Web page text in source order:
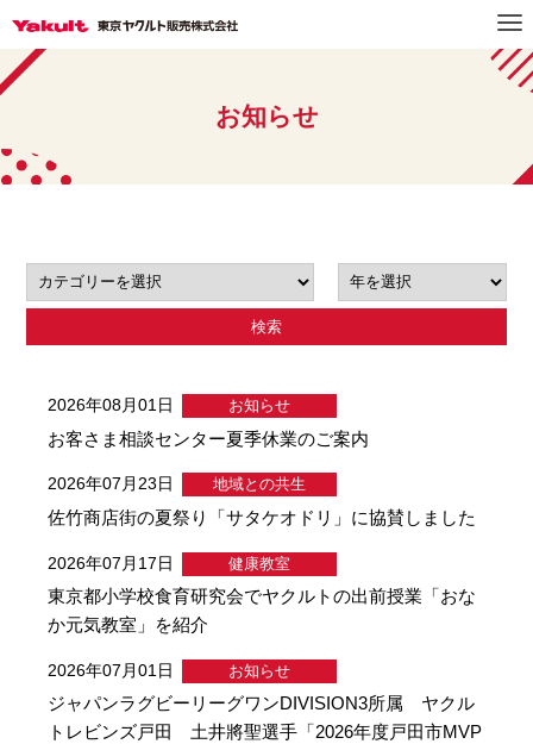
お知らせ
検索
2026年08月01日 お知らせ
お客さま相談センター夏季休業のご案内
2026年07月23日 地域との共生
佐竹商店街の夏祭り「サタケオドリ」に協賛しました
2026年07月17日 健康教室
東京都小学校食育研究会でヤクルトの出前授業「おな
か元気教室」を紹介
2026年07月01日 お知らせ
ジャパンラグビーリーグワンDIVISION3所属 ヤクル
トレビンズ戸田 土井將聖選手「2026年度戸田市MVP